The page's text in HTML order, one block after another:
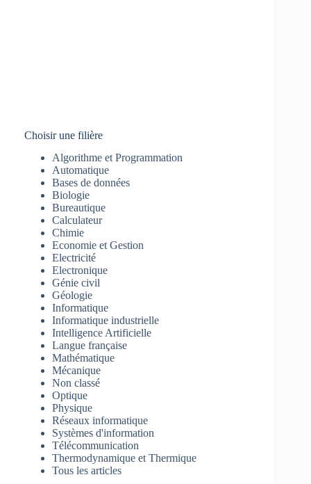
Choisir une filière
Algorithme et Programmation
Automatique
Bases de données
Biologie
Bureautique
Calculateur
Chimie
Economie et Gestion
Electricité
Electronique
Génie civil
Géologie
Informatique
Informatique industrielle
Intelligence Artificielle
Langue française
Mathématique
Mécanique
Non classé
Optique
Physique
Réseaux informatique
Systèmes d'information
Télécommunication
Thermodynamique et Thermique
Tous les articles